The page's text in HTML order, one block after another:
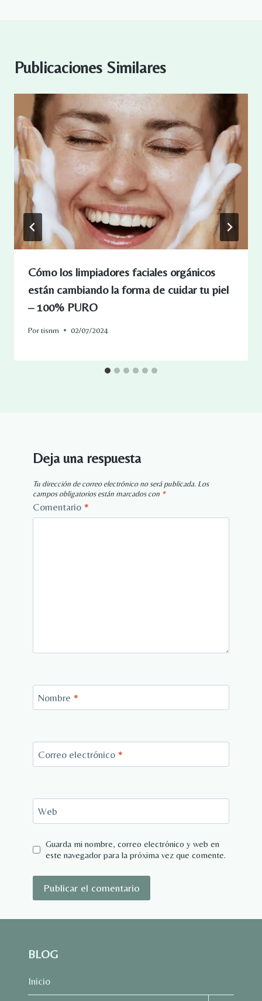
Publicaciones Similares
Cómo los limpiadores faciales orgánicos
están cambiando la forma de cuidar tu piel
– 100% PURO
Portisnm 02/07/2024
Deja una respuesta
Tu dirección de correo electrónico no será publicada. Los
campos obligatorios están marcados con *
Comentario *
Nombre *
Correo electrónico *
Web
Guarda mi nombre, correo electrónico y web en
este navegador para la próxima vez que comente.
BLOG
Inicio